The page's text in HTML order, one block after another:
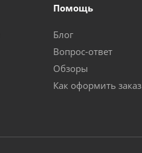
Помощь
Блог
Вопрос-ответ
Обзоры
Как оформить заказ